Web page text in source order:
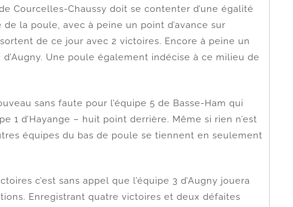
Courcelles-Chaussy doit se contenter d’une égalité
la poule, avec à peine un point d’avance sur
de ce jour avec 2 victoires. Encore à peine un
Une poule également indécise à ce milieu de
sans faute pour l’équipe 5 de Basse-Ham qui
1 d’Hayange – huit point derrière. Même si rien n’est
équipes du bas de poule se tiennent en seulement
c’est sans appel que l’équipe 3 d’Augny jouera
Enregistrant quatre victoires et deux défaites